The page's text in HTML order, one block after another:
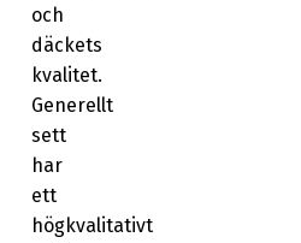
och
däckets
kvalitet.
Generellt
sett
har
ett
högkvalitativt